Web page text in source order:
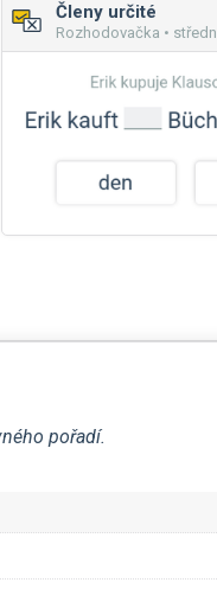
Členy určité
Rozhodovačka •
pořadí.